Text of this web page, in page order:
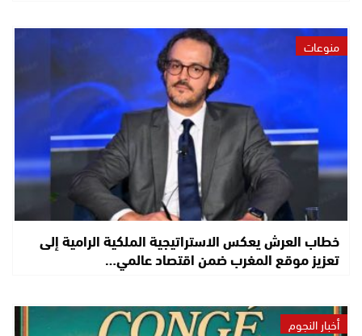
منوعات
خطاب العرش يعكس الاستراتيجية الملكية الرامية إلى
تعزيز موقع المغرب ضمن اقتصاد عالمي…
أخبار النجوم